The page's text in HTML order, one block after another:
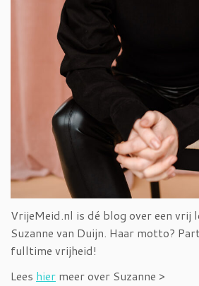
VrijeMeid.nl is dé blog over een vrij
Suzanne van Duijn. Haar motto?
fulltime vrijheid!
Lees hier meer over Suzanne >